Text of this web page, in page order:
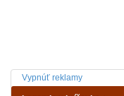
Vypnúť reklamy